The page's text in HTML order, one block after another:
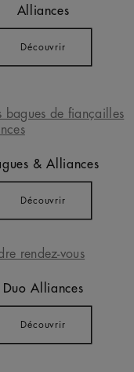
Alliances
Découvrir
& Alliances
Découvrir
Duo Alliances
Découvrir